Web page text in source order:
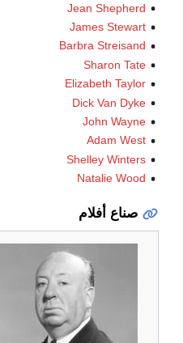
Jean Shepherd
James Stewart
Barbra Streisand
Sharon Tate
Elizabeth Taylor
Dick Van Dyke
John Wayne
Adam West
Shelley Winters
Natalie Wood
صناع أفلام